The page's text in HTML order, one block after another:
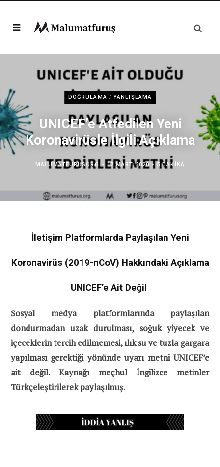
DOĞRULAMA / YANLIŞLAMA
UNICEF’e Atfedilen Yeni
Koronavirüsle İlgili Açıklama
MALUMATFURUSORG 17 MART 2020 5 DAKIKA
İletişim Platformlarda Paylaşılan Yeni
Koronavirüs (2019-nCoV) Hakkındaki Açıklama
UNICEF’e Ait Değil
Sosyal medya platformlarında paylaşılan
dondurmadan uzak durulması, soğuk yiyecek ve
içeceklerin tercih edilmemesi, ılık su ve tuzla gargara
yapılması gerektiği yönünde uyarı metni UNICEF’e
ait değil. Kaynağı meçhul İngilizce metinler
Türkçeleştirilerek paylaşılmış.